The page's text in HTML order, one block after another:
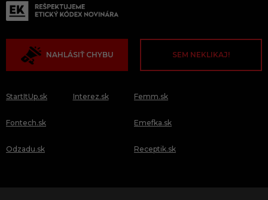
NAHLÁSIŤ CHYBU SEM NEKLIKAJ!
StartItUp.sk
Fontech.sk
Odzadu.sk
Interez.sk Femm.sk
Emefka.sk
Receptik.sk